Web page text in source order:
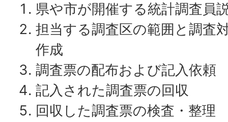
県や市が開催する統計調査員
担当する調査区の範囲と調査
作成
調査票の配布および記入依頼
記入された調査票の回収
回収した調査票の検査・整理